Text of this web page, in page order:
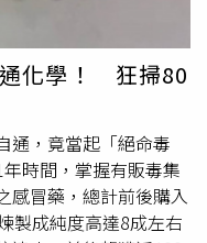
壓力。根據菲律賓統
2%，4月一度攀升至
於年初水準。食品與
活負擔，也成為此次民
至24歲年輕族群對
幅下滑。這份民調於
訪問全菲1500名成年
副總統薩拉杜特蒂彈
挺過政治危機並投入
花不少時間待在浴室
且無論工作再忙，都
飾品後才開始一天的工
方從小生活條件應該相
。貼文曝光後迅速吸
固定配戴耳環其實是
耳環容易造成耳洞發
反映出對生活品質的要
中文、英文、日文與
化學！ 狂掃80
通，竟當起「絕命毒
時間，掌握有販毒集
感冒藥，總計前後購入
製成純度高達8成左右